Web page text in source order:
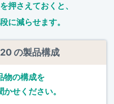
押さえておくと、
に減らせます。
の製品構成
物の構成を
せください。